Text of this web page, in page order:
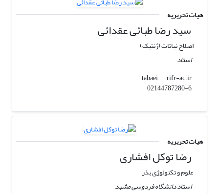
هیات تحریریه
سید رضا طبائی عقدائی
اصلاح نباتات (ژنتیک)
استاد
tabaei
rifr-ac.ir
02144787280-6
هیات تحریریه
رضا توکل افشاری
علوم و تکنولوژی بذر
استاد دانشگاه فردوسی مشهد